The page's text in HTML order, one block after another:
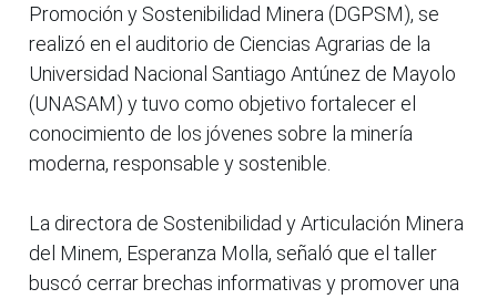
Promoción y Sostenibilidad Minera (DGPSM), se
realizó en el auditorio de Ciencias Agrarias de la
Universidad Nacional Santiago Antúnez de Mayolo
(UNASAM) y tuvo como objetivo fortalecer el
conocimiento de los jóvenes sobre la minería
moderna, responsable y sostenible.
La directora de Sostenibilidad y Articulación Minera
del Minem, Esperanza Molla, señaló que el taller
buscó cerrar brechas informativas y promover una